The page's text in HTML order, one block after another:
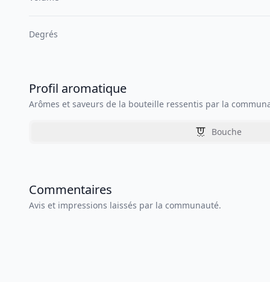
Degrés
Profil aromatique
Arômes et saveurs de la bouteille ressentis par la
Bouche
Commentaires
Avis et impressions laissés par la communauté.